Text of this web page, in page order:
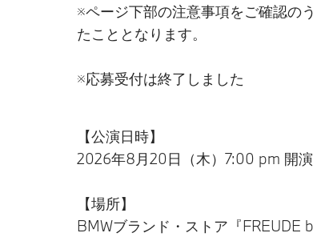
※ページ下部の注意事項をご確認の
たこととなります。
※応募受付は終了しました
【公演日時】
2026年8月20日（木）7:00 pm 開演​
【場所】
BMWブランド・ストア『FREUDE